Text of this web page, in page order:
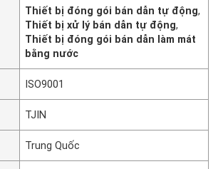
Thiết bị đóng gói bán dẫn tự động,
Thiết bị xử lý bán dẫn tự động,
Thiết bị đóng gói bán dẫn làm mát
bằng nước
ISO9001
TJIN
Trung Quốc